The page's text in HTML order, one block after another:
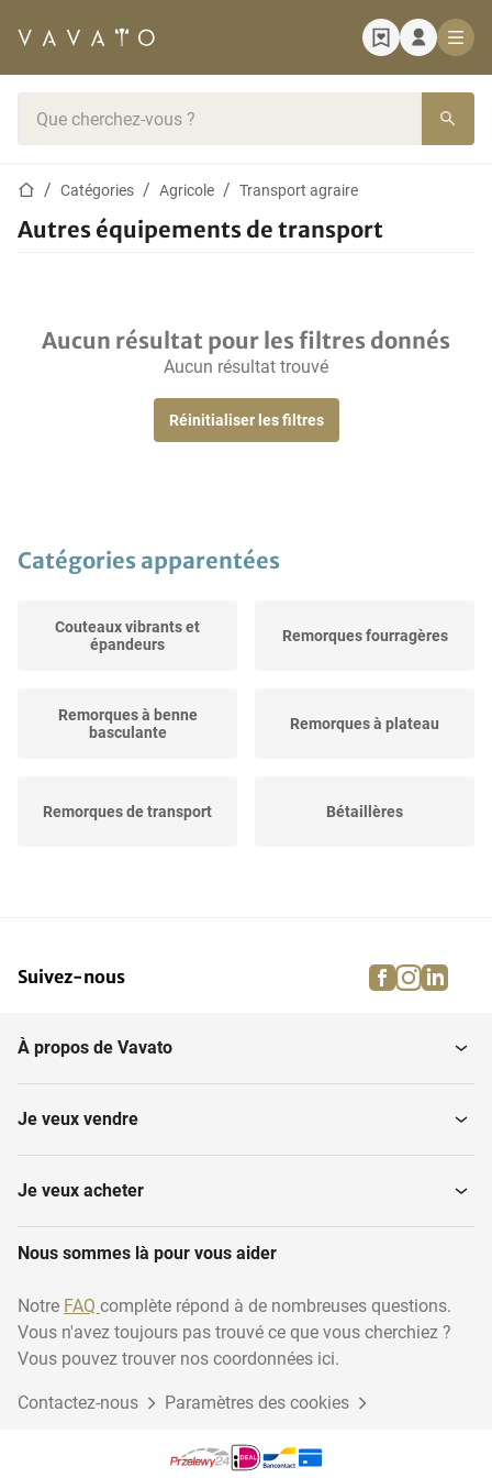
Page d'accueil
Catégories Agricole Transport agraire
Autres équipements de transport
Aucun résultat pour les filtres donnés
Aucun résultat trouvé
Réinitialiser les filtres
Catégories apparentées
Couteaux vibrants et
épandeurs
Remorques fourragères
Remorques à benne
basculante
Remorques à plateau
Remorques de transport Bétaillères
Dumper Trailers
Remorques à fourrage et
ensileuses
Suivez-nous facebook
À propos de Vavato
Je veux vendre
Je veux acheter
Nous sommes là pour vous aider
Notre FAQ complète répond à de nombreuses questions.
Vous n'avez toujours pas trouvé ce que vous cherchiez ?
Vous pouvez trouver nos coordonnées ici.
Contactez-nous Paramètres des cookies